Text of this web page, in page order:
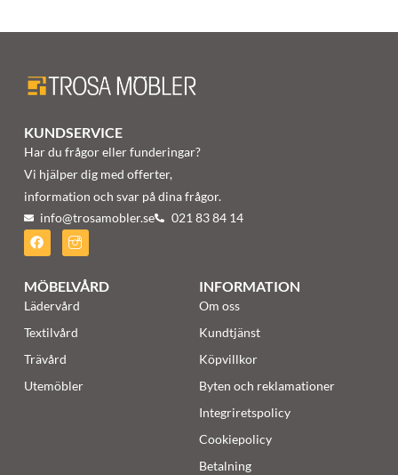
KUNDSERVICE
Har du frågor eller funderingar?
Vi hjälper dig med offerter,
information och svar på dina frågor.
info@trosamobler.se 021 83 84 14
MÖBELVÅRD
Lädervård
Textilvård
Trävård
Utemöbler
INFORMATION
Om oss
Kundtjänst
Köpvillkor
Byten och reklamationer
Integriretspolicy
Cookiepolicy
Betalning